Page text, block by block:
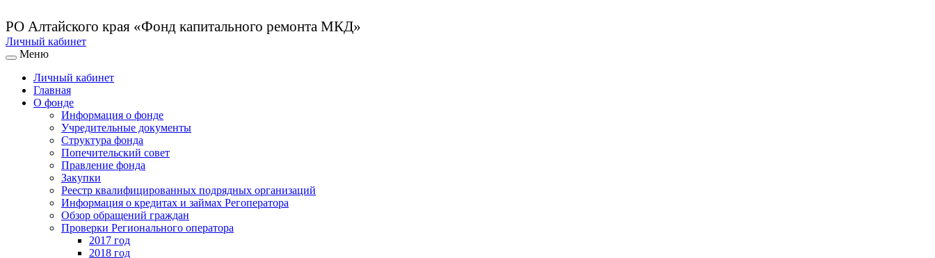
РО Алтайского края «Фонд капитального ремонта МКД»
Личный кабинет
Меню
Личный кабинет
Главная
О фонде
Информация о фонде
Учредительные документы
Структура фонда
Попечительский совет
Правление фонда
Закупки
Реестр квалифицированных подрядных организаций
Информация о кредитах и займах Регоператора
Обзор обращений граждан
Проверки Регионального оператора
2017 год
2018 год